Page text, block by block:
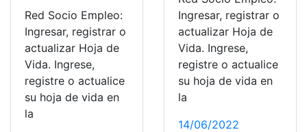
Red Socio Empleo:
Ingresar, registrar o
actualizar Hoja de
Vida. Ingrese,
registre o actualice
su hoja de vida en
la
Ingresar, registrar o
actualizar Hoja de
Vida. Ingrese,
registre o actualice
su hoja de vida en
la
14/06/2022